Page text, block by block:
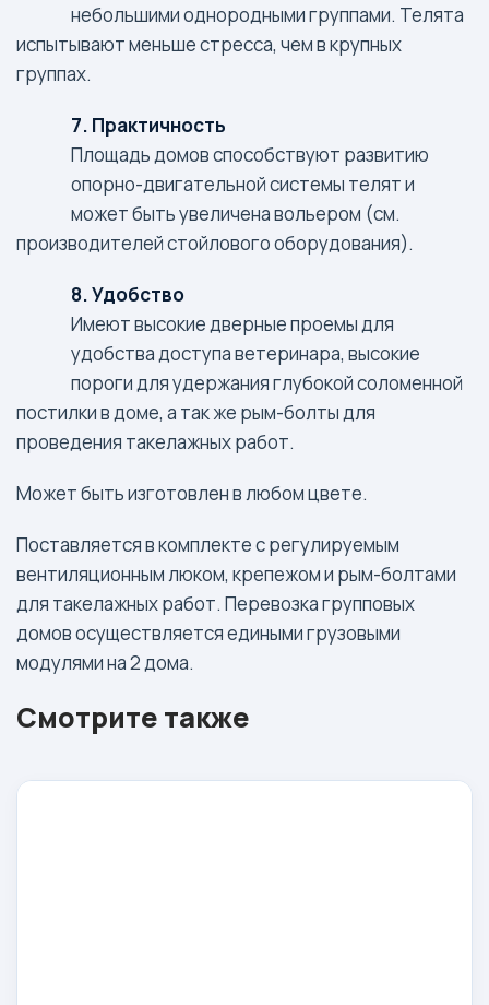
небольшими однородными группами. Телята
испытывают меньше стресса, чем в крупных
группах.
7. Практичность
Площадь домов способствуют развитию
опорно-двигательной системы телят и
может быть увеличена вольером (см.
производителей стойлового оборудования).
8. Удобство
Имеют высокие дверные проемы для
удобства доступа ветеринара, высокие
пороги для удержания глубокой соломенной
постилки в доме, а так же рым-болты для
проведения такелажных работ.
Может быть изготовлен в любом цвете.
Поставляется в комплекте с регулируемым
вентиляционным люком, крепежом и рым-болтами
для такелажных работ. Перевозка групповых
домов осуществляется едиными грузовыми
модулями на 2 дома.
Смотрите также